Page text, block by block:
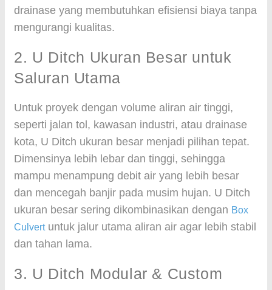
drainase yang membutuhkan efisiensi biaya tanpa
mengurangi kualitas.
2. U Ditch Ukuran Besar untuk
Saluran Utama
Untuk proyek dengan volume aliran air tinggi,
seperti jalan tol, kawasan industri, atau drainase
kota, U Ditch ukuran besar menjadi pilihan tepat.
Dimensinya lebih lebar dan tinggi, sehingga
mampu menampung debit air yang lebih besar
dan mencegah banjir pada musim hujan. U Ditch
ukuran besar sering dikombinasikan dengan Box
Culvertuntuk jalur utama aliran air agar lebih stabil
dan tahan lama.
3. U Ditch Modular & Custom